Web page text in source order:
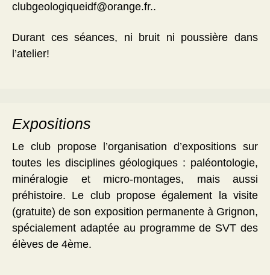
clubgeologiqueidf@orange.fr..
Durant ces séances, ni bruit ni poussière dans
l’atelier!
Expositions
Le club propose l’organisation d’expositions sur
toutes les disciplines géologiques : paléontologie,
minéralogie et micro-montages, mais aussi
préhistoire. Le club propose également la visite
(gratuite) de son exposition permanente à Grignon,
spécialement adaptée au programme de SVT des
élèves de 4ème.